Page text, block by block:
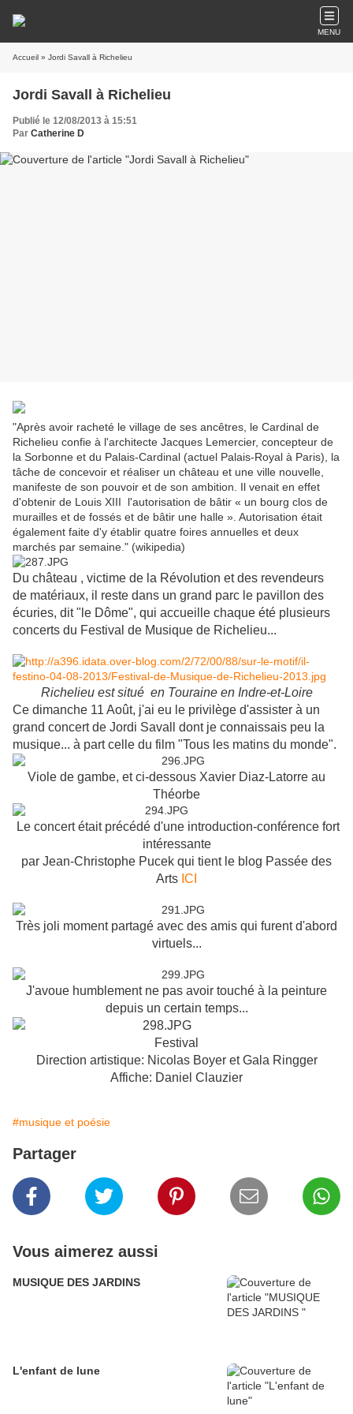
MENU
Accueil » Jordi Savall à Richelieu
Jordi Savall à Richelieu
Publié le 12/08/2013 à 15:51
Par Catherine D
"Après avoir racheté le village de ses ancêtres, le Cardinal de
Richelieu confie à l'architecte Jacques Lemercier, concepteur de
la Sorbonne et du Palais-Cardinal (actuel Palais-Royal à Paris), la
tâche de concevoir et réaliser un château et une ville nouvelle,
manifeste de son pouvoir et de son ambition. Il venait en effet
d'obtenir de Louis XIII l'autorisation de bâtir « un bourg clos de
murailles et de fossés et de bâtir une halle ». Autorisation était
également faite d'y établir quatre foires annuelles et deux
marchés par semaine." (wikipedia)
Du château , victime de la Révolution et des revendeurs
de matériaux, il reste dans un grand parc le pavillon des
écuries, dit "le Dôme", qui accueille chaque été plusieurs
concerts du Festival de Musique de Richelieu...
Richelieu est situé en Touraine en Indre-et-Loire
Ce dimanche 11 Août, j'ai eu le privilège d'assister à un
grand concert de Jordi Savall dont je connaissais peu la
musique... à part celle du film "Tous les matins du monde".
Viole de gambe, et ci-dessous Xavier Diaz-Latorre au
Théorbe
Le concert était précédé d'une introduction-conférence fort
intéressante
par Jean-Christophe Pucek qui tient le blog Passée des
Arts ICI
Très joli moment partagé avec des amis qui furent d'abord
virtuels...
J'avoue humblement ne pas avoir touché à la peinture
depuis un certain temps...
Festival
Direction artistique: Nicolas Boyer et Gala Ringger
Affiche: Daniel Clauzier
#musique et poésie
Partager
Vous aimerez aussi
MUSIQUE DES JARDINS
L'enfant de lune